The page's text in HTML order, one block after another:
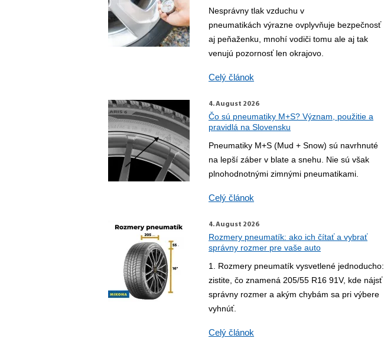
Nesprávny tlak vzduchu v
pneumatikách výrazne ovplyvňuje bezpečnosť
aj peňaženku, mnohí vodiči tomu ale aj tak
venujú pozornosť len okrajovo.
Celý článok
4. August 2026
Čo sú pneumatiky M+S? Význam, použitie a
pravidlá na Slovensku
Pneumatiky M+S (Mud + Snow) sú navrhnuté
na lepší záber v blate a snehu. Nie sú však
plnohodnotnými zimnými pneumatikami.
Celý článok
4. August 2026
Rozmery pneumatík: ako ich čítať a vybrať
správny rozmer pre vaše auto
1. Rozmery pneumatík vysvetlené jednoducho:
zistite, čo znamená 205/55 R16 91V, kde nájsť
správny rozmer a akým chybám sa pri výbere
vyhnúť.
Celý článok